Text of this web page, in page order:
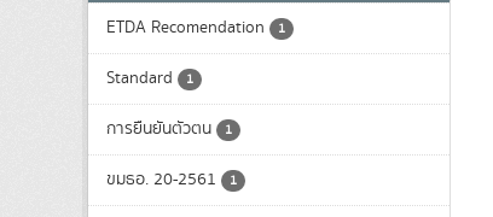
ETDA Recomendation 1
Standard 1
การยืนยันตัวตน 1
ขมธอ. 20-2561 1